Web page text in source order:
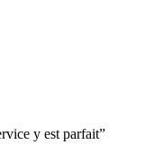
y est parfait”